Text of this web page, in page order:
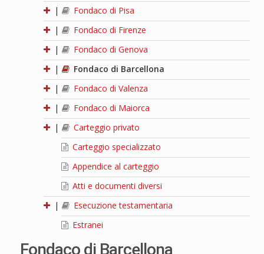
|
Fondaco di Pisa
|
Fondaco di Firenze
|
Fondaco di Genova
|
Fondaco di Barcellona
|
Fondaco di Valenza
|
Fondaco di Maiorca
|
Carteggio privato
Carteggio specializzato
Appendice al carteggio
Atti e documenti diversi
|
Esecuzione testamentaria
Estranei
Fondaco di Barcellona